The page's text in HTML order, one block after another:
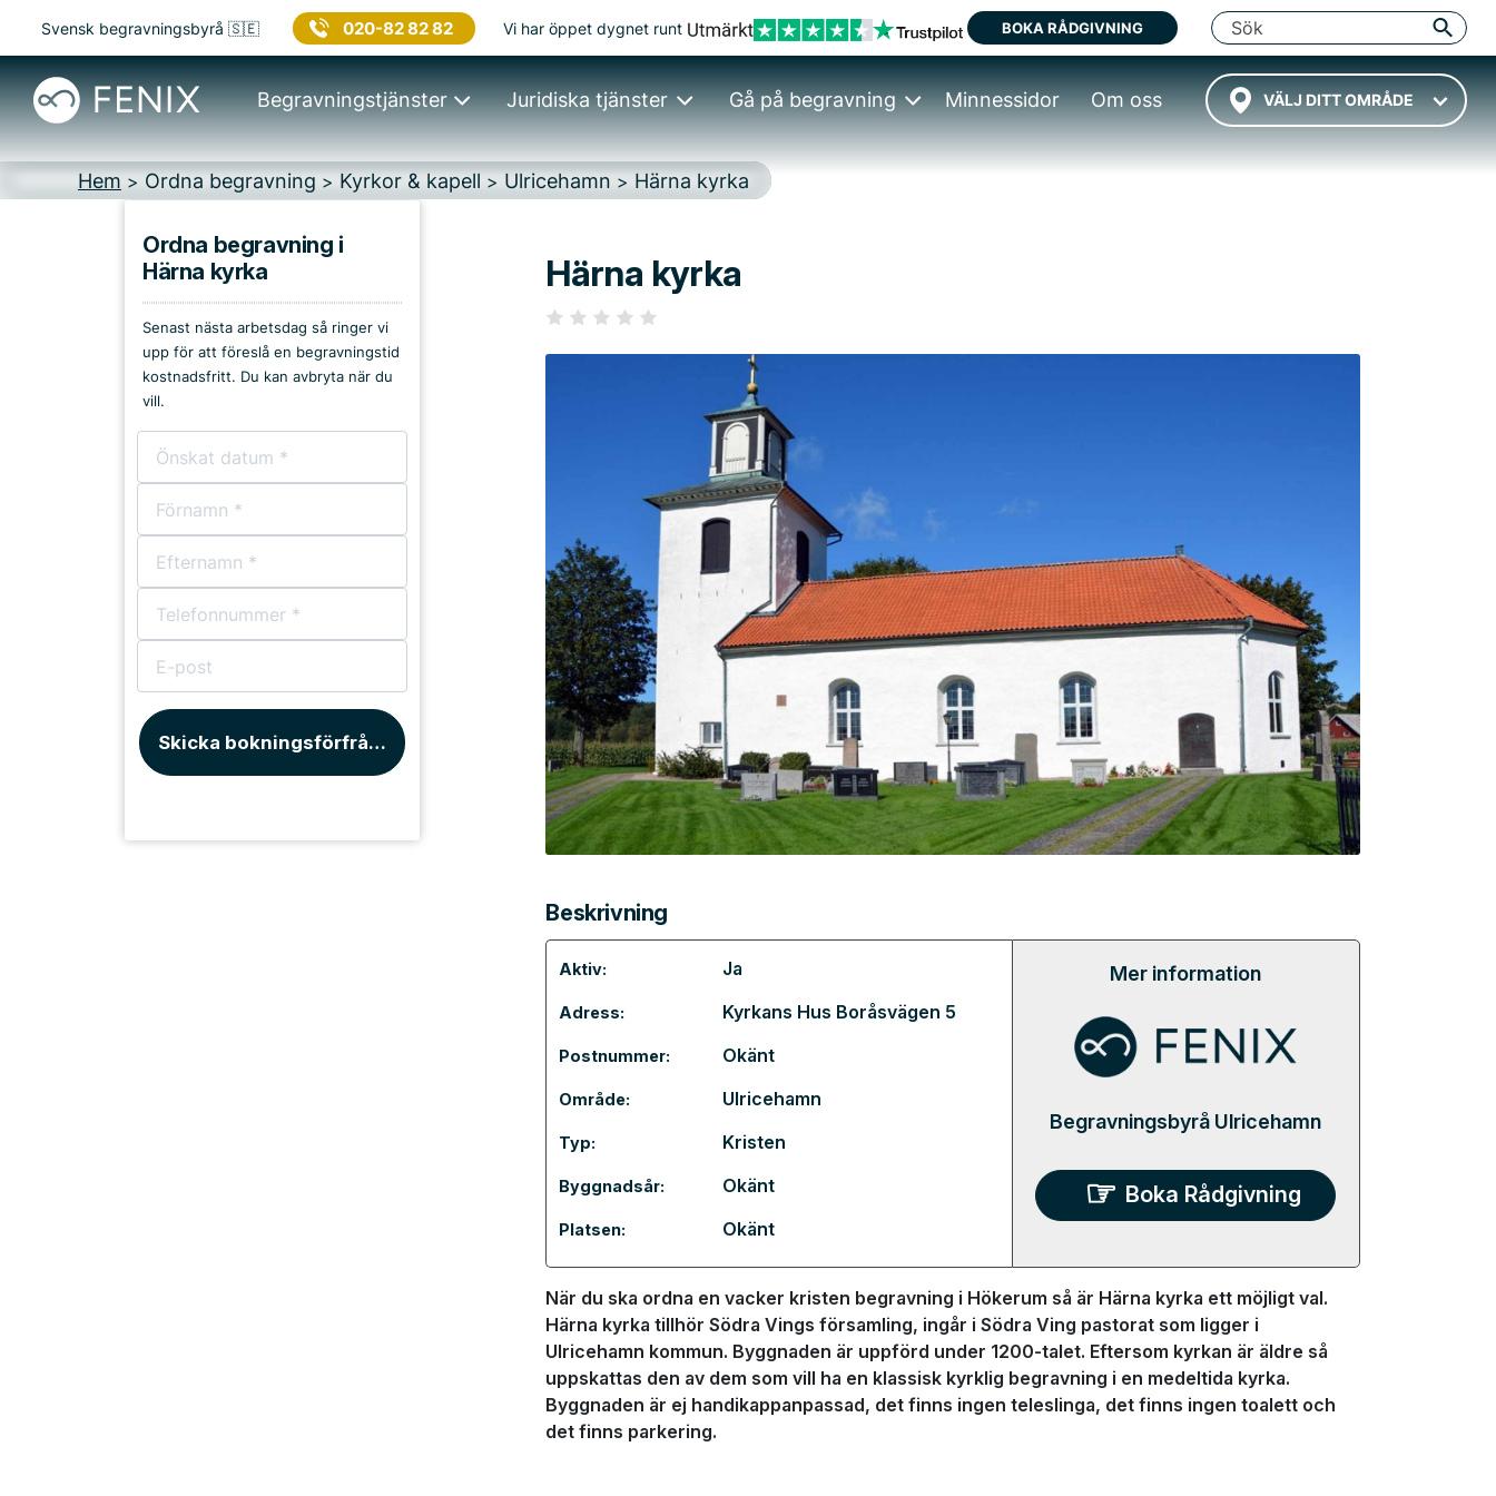
Svensk begravningsbyrå 🇸🇪 020-82 82 82 Vi har öppet dygnet runt BOKA RÅDGIVNING
VÄLJ DITT OMRÅDE
Begravningstjänster Juridiska tjänster Gå på begravning Minnessidor Om oss
Hem > Ordna begravning > Kyrkor & kapell > Ulricehamn > Härna kyrka
Kyrkor & kapell
Begravningsplatser
Församlingshem
Bårhus
Ordna begravning i
Härna kyrka
Senast nästa arbetsdag så ringer vi
upp för att föreslå en begravningstid
kostnadsfritt. Du kan avbryta när du
vill.
Skicka bokningsförfrågan
Härna kyrka
Beskrivning
Aktiv: Ja
Adress: Kyrkans Hus Boråsvägen 5
Postnummer: Okänt
Område: Ulricehamn
Typ: Kristen
Byggnadsår: Okänt
Platsen: Okänt
Mer information
Begravningsbyrå Ulricehamn
Boka Rådgivning
När du ska ordna en vacker kristen begravning i Hökerum så är Härna kyrka ett möjligt val.
Härna kyrka tillhör Södra Vings församling, ingår i Södra Ving pastorat som ligger i
Ulricehamn kommun. Byggnaden är uppförd under 1200-talet. Eftersom kyrkan är äldre så
uppskattas den av dem som vill ha en klassisk kyrklig begravning i en medeltida kyrka.
Byggnaden är ej handikappanpassad, det finns ingen teleslinga, det finns ingen toalett och
det finns parkering.